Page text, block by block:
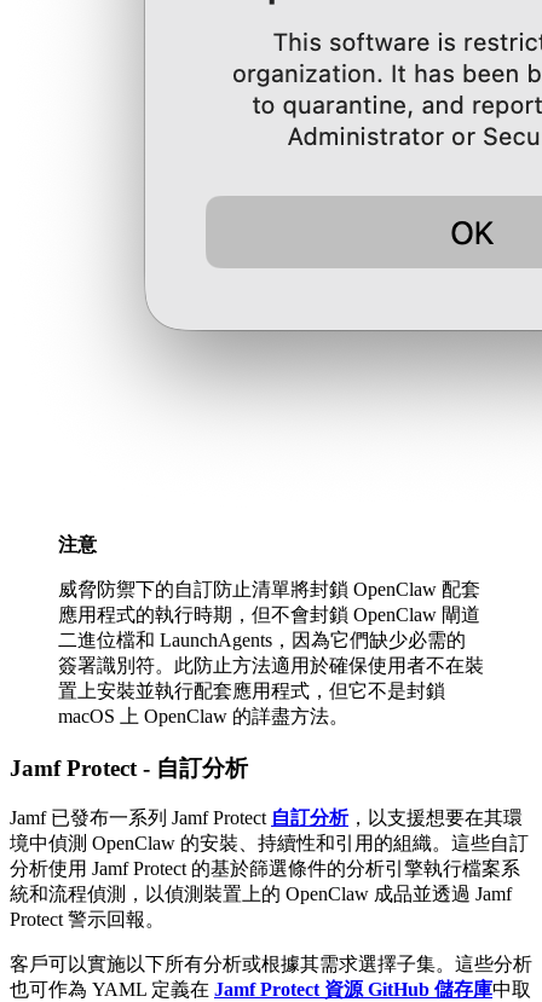
注意
威脅防禦下的自訂防止清單將封鎖 OpenClaw 配套
應用程式的執行時期，但不會封鎖 OpenClaw 閘道
二進位檔和 LaunchAgents，因為它們缺少必需的
簽署識別符。此防止方法適用於確保使用者不在裝
置上安裝並執行配套應用程式，但它不是封鎖
macOS 上 OpenClaw 的詳盡方法。
Jamf Protect - 自訂分析
Jamf 已發布一系列 Jamf Protect 自訂分析，以支援想要在其環
境中偵測 OpenClaw 的安裝、持續性和引用的組織。這些自訂
分析使用 Jamf Protect 的基於篩選條件的分析引擎執行檔案系
統和流程偵測，以偵測裝置上的 OpenClaw 成品並透過 Jamf
Protect 警示回報。
客戶可以實施以下所有分析或根據其需求選擇子集。這些分析
也可作為 YAML 定義在 Jamf Protect 資源 GitHub 儲存庫中取